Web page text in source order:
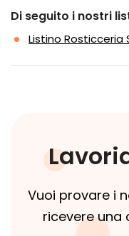
Di seguito i nostri
Listino Rosticceria
Vuoi provare i
ricevere una